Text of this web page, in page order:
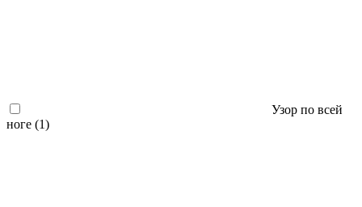
Узор по всей
ноге (1)